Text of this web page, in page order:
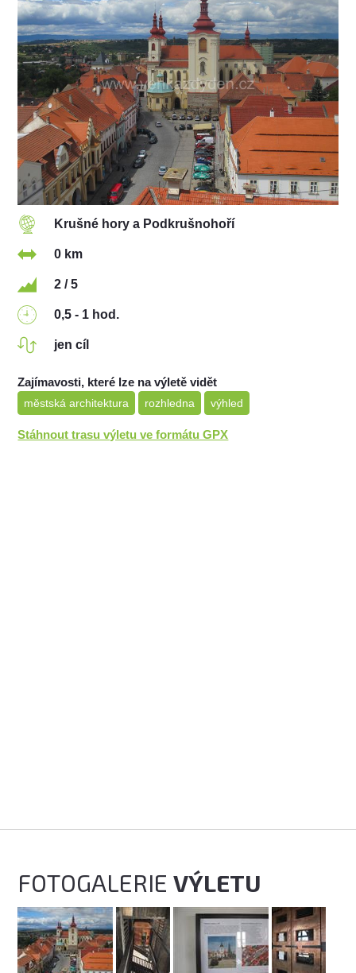
Krušné hory a Podkrušnohoří
0 km
2 / 5
0,5 - 1 hod.
jen cíl
Zajímavosti, které lze na výletě vidět
městská architektura rozhledna výhled
Stáhnout trasu výletu ve formátu GPX
FOTOGALERIEVÝLETU